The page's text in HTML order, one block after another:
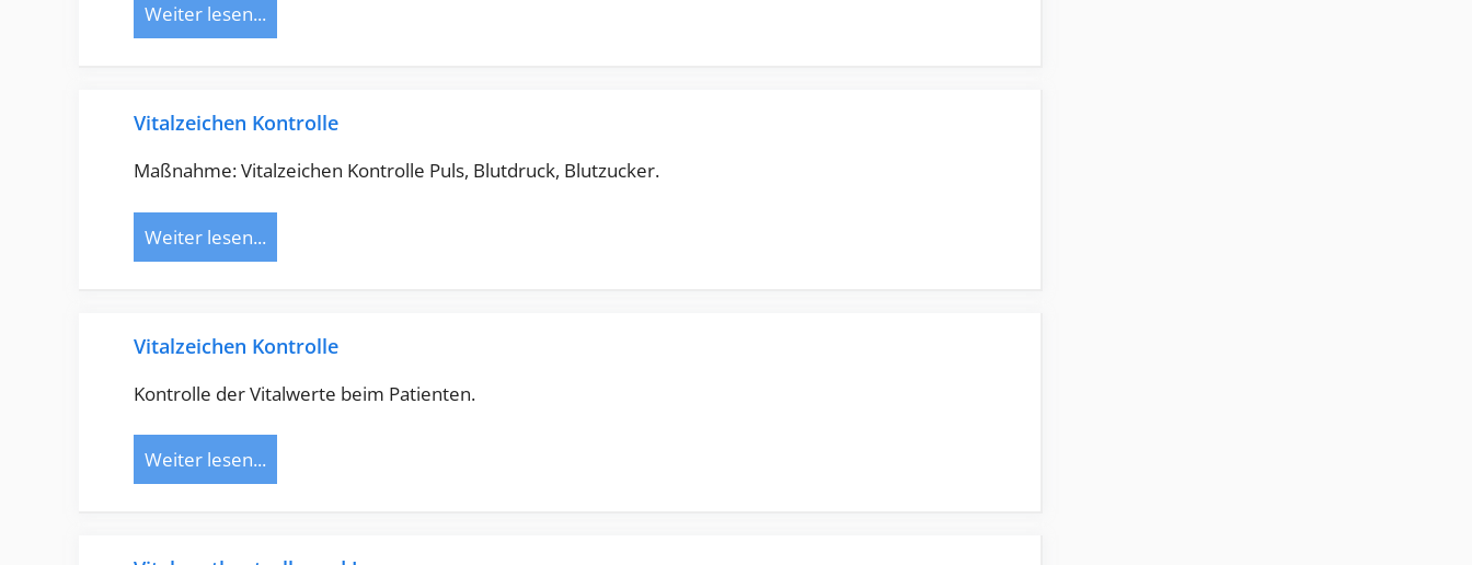
Weiter lesen...
Vitalzeichen Kontrolle
Maßnahme: Vitalzeichen Kontrolle Puls, Blutdruck, Blutzucker.
Weiter lesen...
Vitalzeichen Kontrolle
Kontrolle der Vitalwerte beim Patienten.
Weiter lesen...